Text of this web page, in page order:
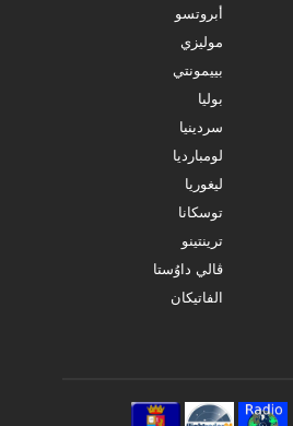
أبروتسو
موليزي
بييمونتي
بوليا
سردينيا
لومبارديا
ليغوريا
توسكانا
ترينتينو
ڤالي داوُستا
الفاتيكان